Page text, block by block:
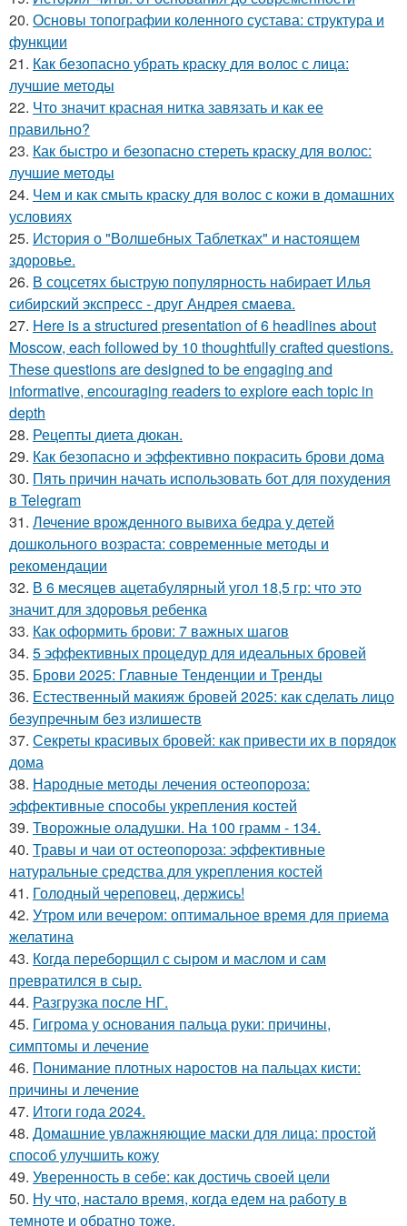
20. Основы топографии коленного сустава: структура и
функции
21. Как безопасно убрать краску для волос с лица:
лучшие методы
22. Что значит красная нитка завязать и как ее
правильно?
23. Как быстро и безопасно стереть краску для волос:
лучшие методы
24. Чем и как смыть краску для волос с кожи в домашних
условиях
25. История о "Волшебных Таблетках" и настоящем
здоровье.
26. В соцсетях быструю популярность набирает Илья
сибирский экспресс - друг Андрея смаева.
27. Here is a structured presentation of 6 headlines about
Moscow, each followed by 10 thoughtfully crafted questions.
These questions are designed to be engaging and
informative, encouraging readers to explore each topic in
depth
28. Рецепты диета дюкан.
29. Как безопасно и эффективно покрасить брови дома
30. Пять причин начать использовать бот для похудения
в Telegram
31. Лечение врожденного вывиха бедра у детей
дошкольного возраста: современные методы и
рекомендации
32. В 6 месяцев ацетабулярный угол 18,5 гр: что это
значит для здоровья ребенка
33. Как оформить брови: 7 важных шагов
34. 5 эффективных процедур для идеальных бровей
35. Брови 2025: Главные Тенденции и Тренды
36. Естественный макияж бровей 2025: как сделать лицо
безупречным без излишеств
37. Секреты красивых бровей: как привести их в порядок
дома
38. Народные методы лечения остеопороза:
эффективные способы укрепления костей
39. Творожные оладушки. На 100 грамм - 134.
40. Травы и чаи от остеопороза: эффективные
натуральные средства для укрепления костей
41. Голодный череповец, держись!
42. Утром или вечером: оптимальное время для приема
желатина
43. Когда переборщил с сыром и маслом и сам
превратился в сыр.
44. Разгрузка после НГ.
45. Гигрома у основания пальца руки: причины,
симптомы и лечение
46. Понимание плотных наростов на пальцах кисти:
причины и лечение
47. Итоги года 2024.
48. Домашние увлажняющие маски для лица: простой
способ улучшить кожу
49. Уверенность в себе: как достичь своей цели
50. Ну что, настало время, когда едем на работу в
темноте и обратно тоже.